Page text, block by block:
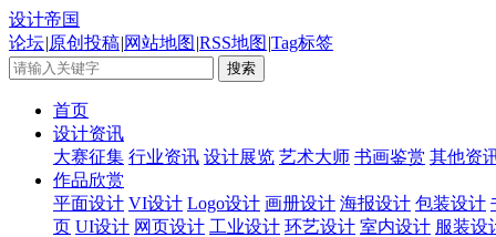
设计帝国
论坛|原创投稿|网站地图 |RSS地图 |Tag标签
首页
设计资讯
大赛征集 行业资讯 设计展览 艺术大师 书画鉴赏 其他资
作品欣赏
平面设计 VI设计 Logo设计 画册设计 海报设计 包装设计
页 UI设计 网页设计 工业设计 环艺设计 室内设计 服装设